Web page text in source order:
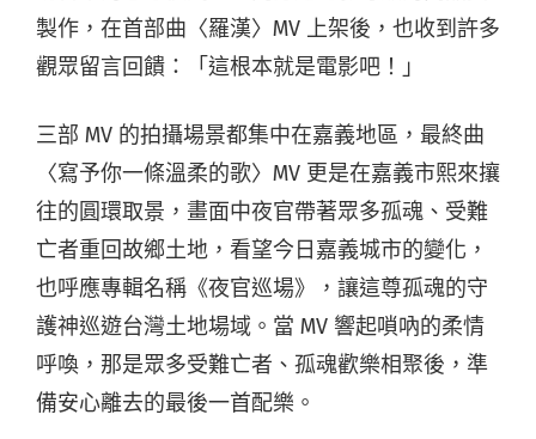
製作，在首部曲〈羅漢〉MV 上架後，也收到許多
觀眾留言回饋：「這根本就是電影吧！」
三部 MV 的拍攝場景都集中在嘉義地區，最終曲
〈寫予你一條溫柔的歌〉MV 更是在嘉義市熙來攘
往的圓環取景，畫面中夜官帶著眾多孤魂、受難
亡者重回故鄉土地，看望今日嘉義城市的變化，
也呼應專輯名稱《夜官巡場》，讓這尊孤魂的守
護神巡遊台灣土地場域。當 MV 響起嗩吶的柔情
呼喚，那是眾多受難亡者、孤魂歡樂相聚後，準
備安心離去的最後一首配樂。